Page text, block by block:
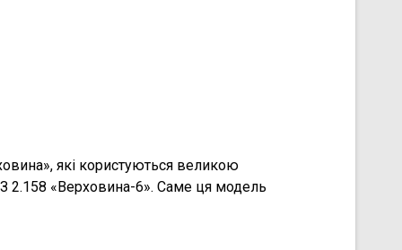
які користуються великою
2.158 «Верховина-6». Саме ця модель